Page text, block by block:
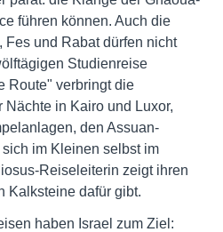
führen können. Auch die
Fes und Rabat dürfen nicht
Studienreise
Route" verbringt die
in Kairo und Luxor,
den Assuan-
im Kleinen selbst im
Reiseleiterin zeigt ihren
Kalksteine dafür gibt.
haben Israel zum Ziel: